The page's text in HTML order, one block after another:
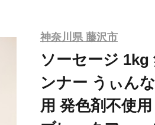
神奈川県 藤沢市
ソーセージ 1kg
ンナー うぃん
用 発色剤不使